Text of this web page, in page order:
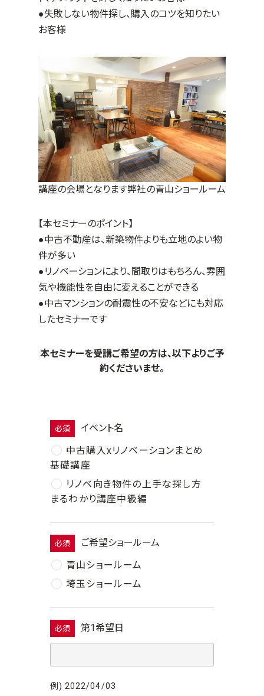
●失敗しない物件探し、購入のコツを知りたい
お客様
講座の会場となります弊社の青山ショールーム
【本セミナーのポイント】
●中古不動産は、新築物件よりも立地のよい物
件が多い
●リノベーションにより、間取りはもちろん、雰囲
気や機能性を自由に変えることができる
●中古マンションの耐震性の不安などにも対応
したセミナーです
本セミナーを受講ご希望の方は、以下よりご予
約くださいませ。
必須
イベント名
中古購入xリノベーションまとめ
基礎講座
リノベ向き物件の上手な探し方
まるわかり講座中級編
必須
ご希望ショールーム
青山ショールーム
埼玉ショールーム
必須 第1希望日
例) 2022/04/03